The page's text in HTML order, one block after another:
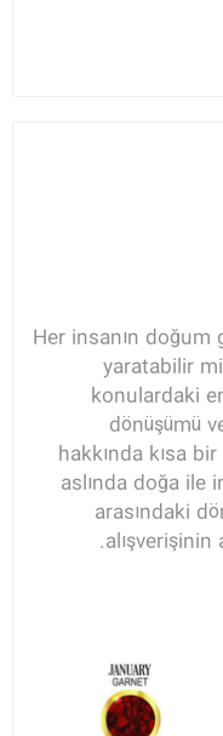
Her insanın doğum
yaratabilir
konulardaki
dönüşümü
hakkında kısa
aslında doğa ile
arasındaki
alışverişinin